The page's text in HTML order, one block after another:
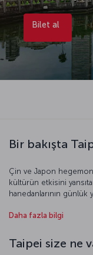
Bilet al
Bir bakışta
Çin ve Japon
kültürün etkisini
hanedanlarının günlük
yapıların arasında
Dubai’deki Burç
binasıydı. Kentin en
Daha fazla bilgi
Taipei size ne